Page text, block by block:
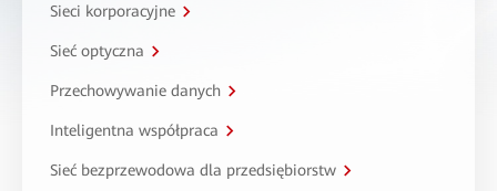
Sieci korporacyjne
Sieć optyczna
Przechowywanie danych
Inteligentna współpraca
Sieć bezprzewodowa dla przedsiębiorstw